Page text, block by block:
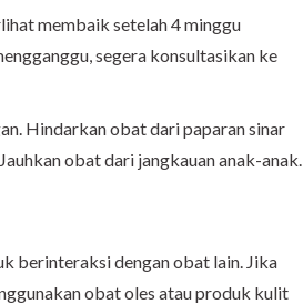
membaik setelah 4 minggu
segera konsultasikan ke
Hindarkan obat dari paparan sinar
obat dari jangkauan anak-anak.
berinteraksi dengan obat lain. Jika
obat oles atau produk kulit